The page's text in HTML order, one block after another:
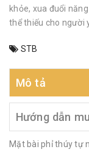
khỏe, xua đuổi
thể thiếu cho người
STB
Mô tả
Hướng dẫn
Mặt bài phỉ thúy tự